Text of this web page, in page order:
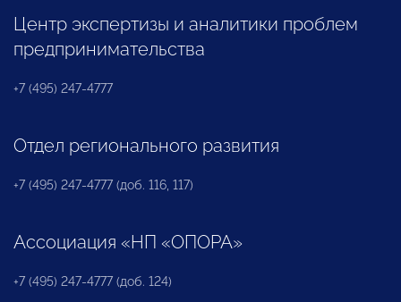
Центр экспертизы и аналитики проблем
предпринимательства
+7 (495) 247-4777
Отдел регионального развития
+7 (495) 247-4777 (доб. 116, 117)
Ассоциация «НП «ОПОРА»
+7 (495) 247-4777 (доб. 124)